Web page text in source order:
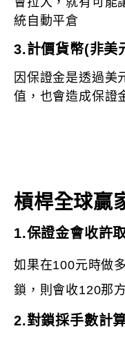
統自動平倉
3.計價貨幣(非美
因保證金是透過美
值，也會造成保證
槓桿全球贏
1.保證金會收許
如果在100元時做
鎖，則會收120那
2.對鎖採手數計算